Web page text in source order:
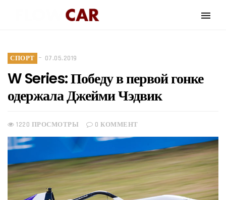
СПОРТ 07.05.2019
W Series: Победу в первой гонке
одержала Джейми Чэдвик
1220 ПРОСМОТРЫ 0 КОММЕНТ